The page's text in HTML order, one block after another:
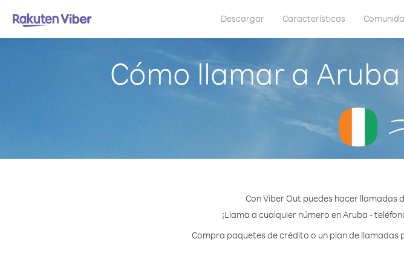
Descargar Características
Cómo llamar a
Con Viber Out puedes hacer llamadas
¡Llama a cualquier número en Aruba -
Compra paquetes de crédito o un plan de